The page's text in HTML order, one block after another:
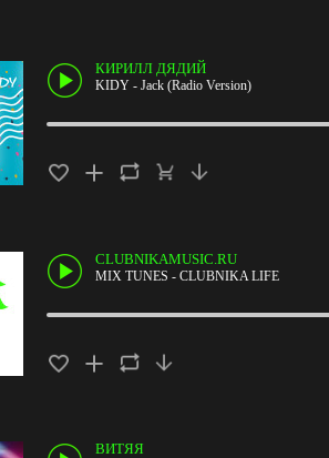
КИРИЛЛ ДЯДИЙ
KIDY - Jack (Radio Version)
CLUBNIKAMUSIC.RU
MIX TUNES - CLUBNIKA LIFE
ВИТЯЯ